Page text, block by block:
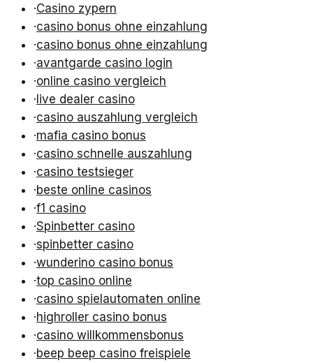
·Casino zypern
·casino bonus ohne einzahlung
·casino bonus ohne einzahlung
·avantgarde casino login
·online casino vergleich
·live dealer casino
·casino auszahlung vergleich
·mafia casino bonus
·casino schnelle auszahlung
·casino testsieger
·beste online casinos
·f1 casino
·Spinbetter casino
·spinbetter casino
·wunderino casino bonus
·top casino online
·casino spielautomaten online
·highroller casino bonus
·casino willkommensbonus
·beep beep casino freispiele